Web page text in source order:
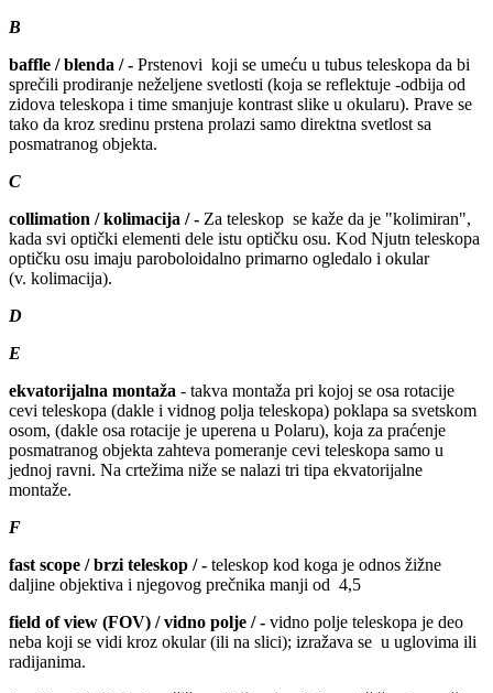
B
baffle / blenda / - Prstenovi koji se umeću u tubus teleskopa da bi
sprečili prodiranje neželjene svetlosti (koja se reflektuje -odbija od
zidova teleskopa i time smanjuje kontrast slike u okularu). Prave se
tako da kroz sredinu prstena prolazi samo direktna svetlost sa
posmatranog objekta.
C
collimation / kolimacija / - Za teleskop se kaže da je "kolimiran",
kada svi optički elementi dele istu optičku osu. Kod Njutn teleskopa
optičku osu imaju paroboloidalno primarno ogledalo i okular
(v. kolimacija).
D
E
ekvatorijalna montaža - takva montaža pri kojoj se osa rotacije
cevi teleskopa (dakle i vidnog polja teleskopa) poklapa sa svetskom
osom, (dakle osa rotacije je uperena u Polaru), koja za praćenje
posmatranog objekta zahteva pomeranje cevi teleskopa samo u
jednoj ravni. Na crtežima niže se nalazi tri tipa ekvatorijalne
montaže.
F
fast scope / brzi teleskop / - teleskop kod koga je odnos žižne
daljine objektiva i njegovog prečnika manji od 4,5
field of view (FOV) / vidno polje / - vidno polje teleskopa je deo
neba koji se vidi kroz okular (ili na slici); izražava se u uglovima ili
radijanima.